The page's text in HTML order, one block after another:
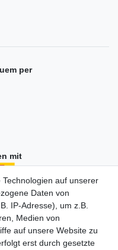
per
mit
auf unserer
Daten von
IP-Adresse), um z.B.
Medien von
auf unsere Website zu
erst durch gesetzte